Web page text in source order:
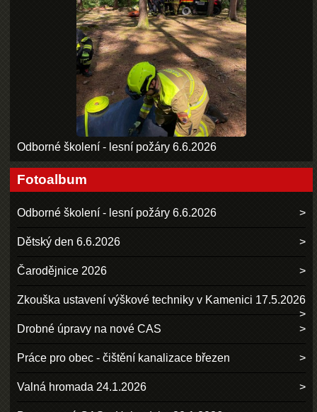
Odborné školení - lesní požáry 6.6.2026
Fotoalbum
Odborné školení - lesní požáry 6.6.2026
Dětský den 6.6.2026
Čarodějnice 2026
Zkouška ustavení výškové techniky v Kamenici 17.5.2026
Drobné úpravy na nové CAS
Práce pro obec - čištění kanalizace březen
Valná hromada 24.1.2026